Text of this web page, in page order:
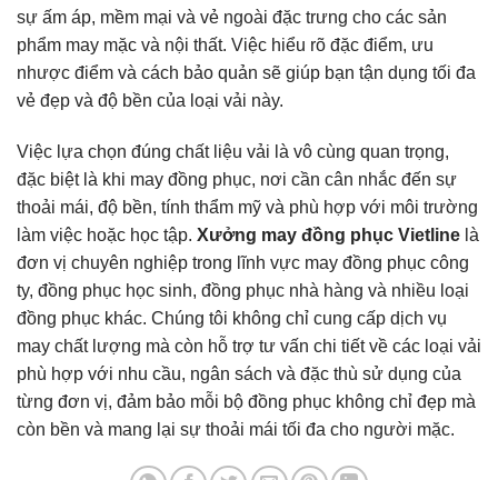
sự ấm áp, mềm mại và vẻ ngoài đặc trưng cho các sản
phẩm may mặc và nội thất. Việc hiểu rõ đặc điểm, ưu
nhược điểm và cách bảo quản sẽ giúp bạn tận dụng tối đa
vẻ đẹp và độ bền của loại vải này.
Việc lựa chọn đúng chất liệu vải là vô cùng quan trọng,
đặc biệt là khi may đồng phục, nơi cần cân nhắc đến sự
thoải mái, độ bền, tính thẩm mỹ và phù hợp với môi trường
làm việc hoặc học tập. Xưởng may đồng phục Vietline là
đơn vị chuyên nghiệp trong lĩnh vực may đồng phục công
ty, đồng phục học sinh, đồng phục nhà hàng và nhiều loại
đồng phục khác. Chúng tôi không chỉ cung cấp dịch vụ
may chất lượng mà còn hỗ trợ tư vấn chi tiết về các loại vải
phù hợp với nhu cầu, ngân sách và đặc thù sử dụng của
từng đơn vị, đảm bảo mỗi bộ đồng phục không chỉ đẹp mà
còn bền và mang lại sự thoải mái tối đa cho người mặc.